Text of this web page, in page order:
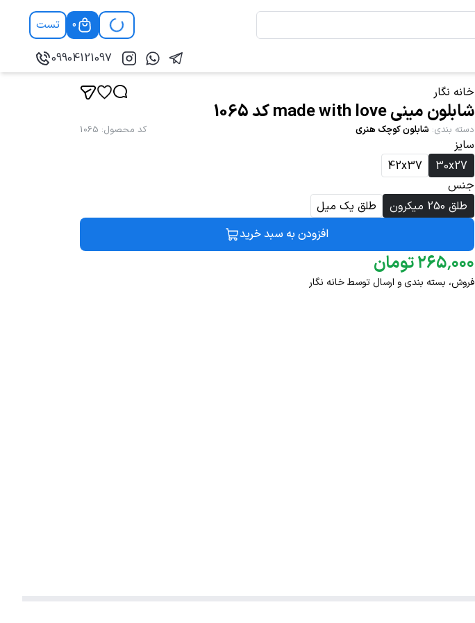
0
تست
09904121097
خانه نگار
شابلون مینی made with love کد 1065
دسته بندی: شابلون کوچک هنری کد محصول:
1065
سایز
30x27
42x37
جنس
طلق 250 میکرون
طلق یک میل
افزودن به سبد خرید
۲۶۵٬۰۰۰ تومان
فروش، بسته بندی و ارسال توسط خانه نگار